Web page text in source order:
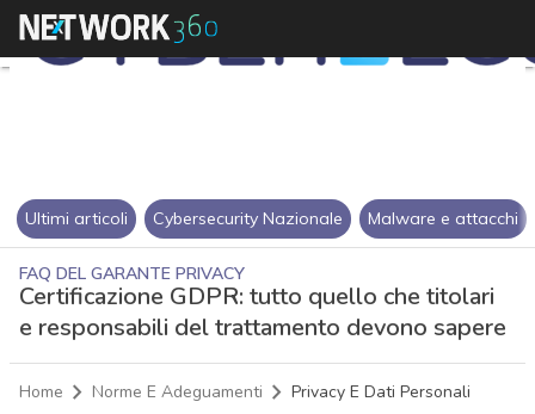
Ultimi articoli Cybersecurity Nazionale Malware e attacchi
FAQ DEL GARANTE PRIVACY
Certificazione GDPR: tutto quello che titolari
e responsabili del trattamento devono sapere
Home Norme E Adeguamenti Privacy E Dati Personali